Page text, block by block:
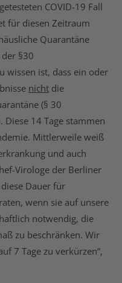
COVID-19 Fall
für diesen Zeitraum
Quarantäne
§30
wissen ist, dass ein oder
nicht die
(§ 30
Diese 14 Tage stammen
Mittlerweile weiß
und auch
Virologe der Berliner
Dauer für
wenn sie auf unsere
notwendig, die
zu beschränken. Wir
7 Tage zu verkürzen“,